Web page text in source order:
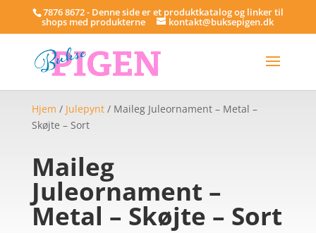
7876 8672 - Denne side er et produktkatalog og linker til
shops med produkterne kontakt@buksepigen.dk
Hjem / Julepynt/ Maileg Juleornament – Metal –
Skøjte – Sort
Maileg
Juleornament –
Metal – Skøjte – Sort